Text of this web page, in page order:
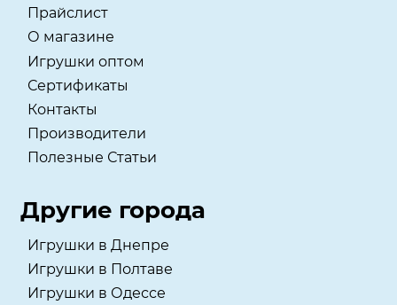
Прайслист
О магазине
Игрушки оптом
Сертификаты
Контакты
Производители
Полезные Статьи
Другие города
Игрушки в Днепре
Игрушки в Полтаве
Игрушки в Одессе